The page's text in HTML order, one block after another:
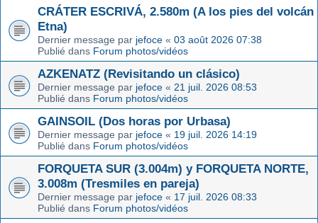
CRÁTER ESCRIVÁ, 2.580m (A los pies del volcán
Etna)
Dernier message par jefoce « 03 août 2026 07:38
Publié dans Forum photos/vidéos
AZKENATZ (Revisitando un clásico)
Dernier message par jefoce « 21 juil. 2026 08:53
Publié dans Forum photos/vidéos
GAINSOIL (Dos horas por Urbasa)
Dernier message par jefoce « 19 juil. 2026 14:19
Publié dans Forum photos/vidéos
FORQUETA SUR (3.004m) y FORQUETA NORTE,
3.008m (Tresmiles en pareja)
Dernier message par jefoce « 17 juil. 2026 08:33
Publié dans Forum photos/vidéos